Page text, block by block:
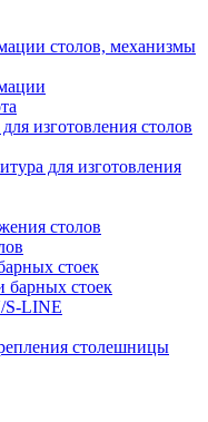
столов, механизмы
изготовления столов
для изготовления
столов
стоек
барных стоек
LINE
столешницы